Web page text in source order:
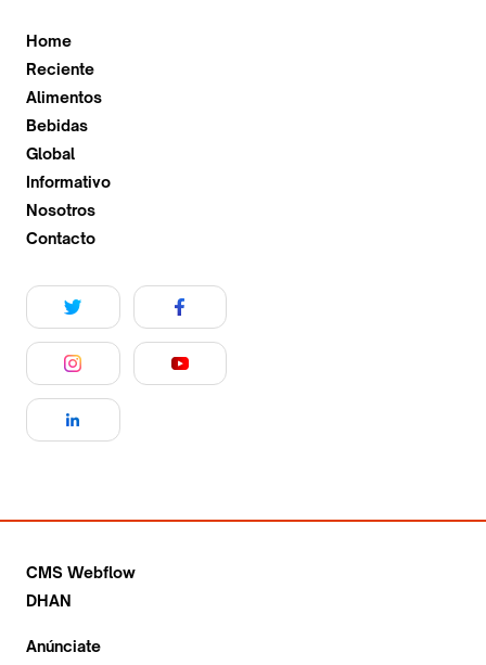
Home
Reciente
Alimentos
Bebidas
Global
Informativo
Nosotros
Contacto
CMS Webflow
DHAN
Anúnciate